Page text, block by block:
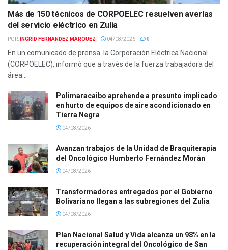
Más de 150 técnicos de CORPOELEC resuelven averías
del servicio eléctrico en Zulia
POR: INGRID FERNÁNDEZ MÁRQUEZ 04/08/2026 0
En un comunicado de prensa. la Corporación Eléctrica Nacional
(CORPOELEC), informó que a través de la fuerza trabajadora del
área...
Polimaracaibo aprehende a presunto implicado
en hurto de equipos de aire acondicionado en
Tierra Negra
04/08/2026
Avanzan trabajos de la Unidad de Braquiterapia
del Oncológico Humberto Fernández Morán
04/08/2026
Transformadores entregados por el Gobierno
Bolivariano llegan a las subregiones del Zulia
04/08/2026
Plan Nacional Salud y Vida alcanza un 98% en la
recuperación integral del Oncológico de San